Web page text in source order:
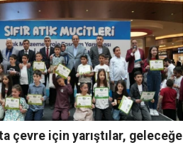
çevre için yarıştılar, geleceğe